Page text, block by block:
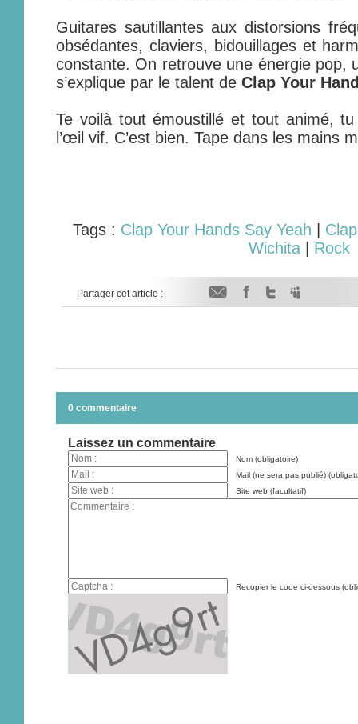
Guitares sautillantes aux distorsions
obsédantes, claviers, bidouillages et
constante. On retrouve une énergie pop,
s’explique par le talent de Clap Your
Te voilà tout émoustillé et tout animé,
l’œil vif. C’est bien. Tape dans les mains
Tags : Clap Your Hands Say Yeah
Wichita| Rock
Partager cet article :
0 commentaire
Laissez un commentaire
Nom (obligatoire)
Mail (ne sera pas publié)
Site web (facultatif)
Recopier le code ci-dessous